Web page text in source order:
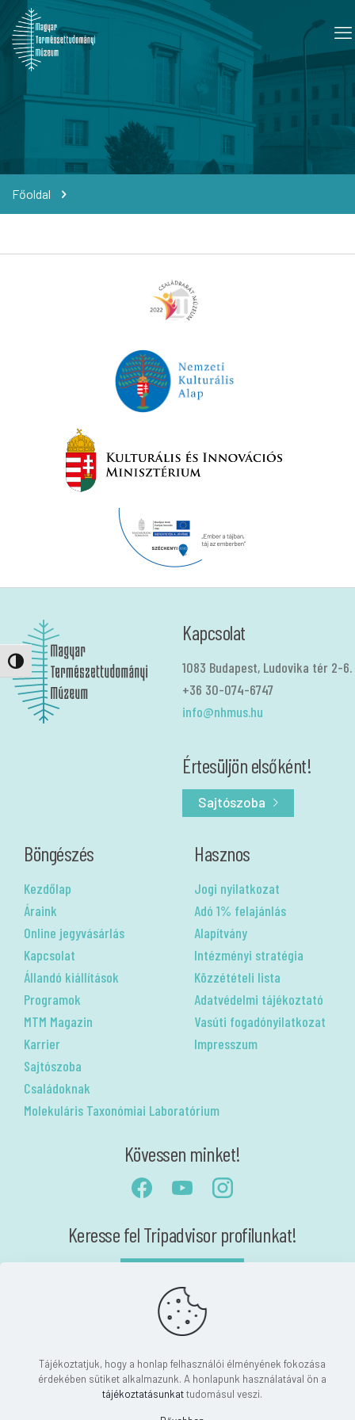
Nagy kontraszt váltása
Főoldal
Böngészés
Kezdőlap
Áraink
Online jegyvásárlás
Kapcsolat
Állandó kiállítások
Programok
MTM Magazin
Karrier
Sajtószoba
Családoknak
Molekuláris Taxonómiai Laboratórium
Hasznos
Jogi nyilatkozat
Adó 1% felajánlás
Alapítvány
Intézményi stratégia
Közzétételi lista
Adatvédelmi tájékoztató
Vasúti fogadónyilatkozat
Impresszum
Kapcsolat
1083 Budapest, Ludovika tér 2-6.
+36 30-074-6747
info@nhmus.hu
Értesüljön elsőként!
Sajtószoba
Kövessen minket!
Keresse fel Tripadvisor profilunkat!
Akadálymentesítési nyilatkozat
Nyilatkozat
Tájékoztatjuk, hogy a honlap felhasználói élményének fokozása
érdekében sütiket alkalmazunk. A honlapunk használatával ön a
tájékoztatásunkattudomásul veszi.